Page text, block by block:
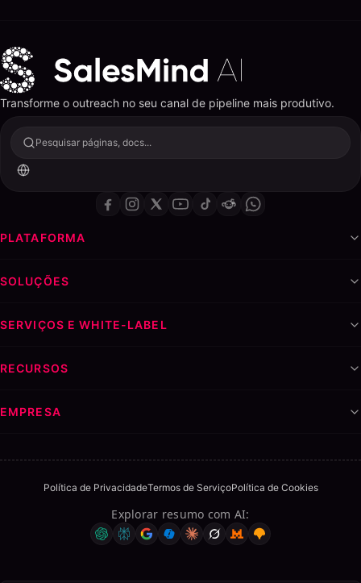
Transforme o outreach no seu canal de pipeline mais produtivo.
Pesquisar páginas, docs...
PLATAFORMA
SOLUÇÕES
SERVIÇOS E WHITE-LABEL
RECURSOS
EMPRESA
Política de PrivacidadeTermos de ServiçoPolítica de Cookies
Explorar resumo com AI: